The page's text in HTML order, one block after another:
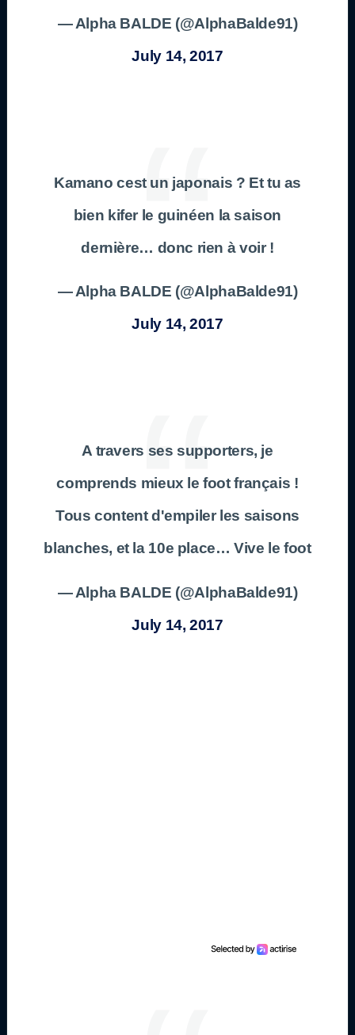
— Alpha BALDE (@AlphaBalde91)
July 14, 2017
Kamano cest un japonais ? Et tu as
bien kifer le guinéen la saison
dernière… donc rien à voir !
— Alpha BALDE (@AlphaBalde91)
July 14, 2017
A travers ses supporters, je
comprends mieux le foot français !
Tous content d'empiler les saisons
blanches, et la 10e place… Vive le foot
— Alpha BALDE (@AlphaBalde91)
July 14, 2017